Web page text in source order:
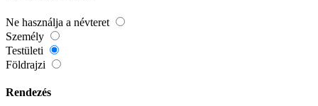
Ne használja a névteret
Személy
Testületi
Földrajzi
Rendezés